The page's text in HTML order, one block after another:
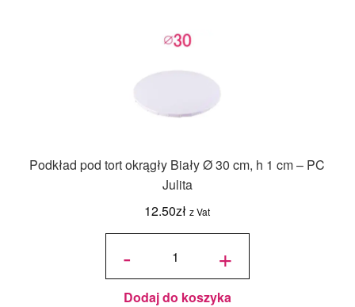
Podkład pod tort okrągły Biały Ø 30 cm, h 1 cm – PC
Julita
12.50zł z Vat
-
ilość
okrągły
Biały Ø
30 cm, h
1 cm -
PC
+
Dodaj do koszyka